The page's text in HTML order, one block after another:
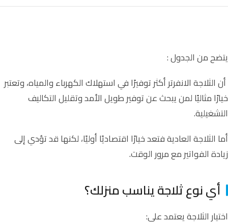
يتضح من الجدول :
أن الثلاجة الانفرتر أكثر توفيرًا في استهلاك الكهرباء والمياه، وتعتبر
خيارًا مثاليًا لمن يبحث عن توفير طويل الأمد وتقليل التكاليف
التشغيلية.
أما الثلاجة العادية فتعد خيارًا اقتصاديًا أوليًا، لكنها قد تؤدي إلى
زيادة الفواتير مع مرور الوقت.
أي نوع ثلاجة يناسب منزلك؟
اختيارالثلاجةيعتمد على: